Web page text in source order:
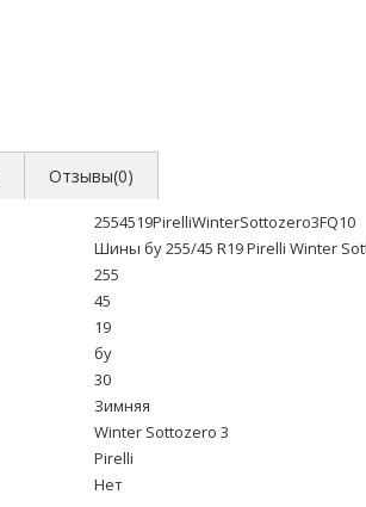
Отзывы(0)
2554519PirelliWinterSottozero3FQ10
Шины бу 255/45 R19 Pirelli Winter
255
45
19
бу
30
Зимняя
Winter Sottozero 3
Pirelli
Нет